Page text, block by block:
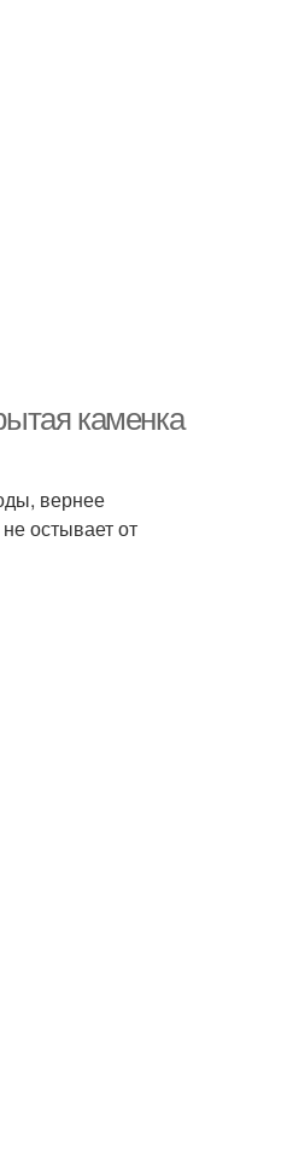
каменка
вернее
остывает от